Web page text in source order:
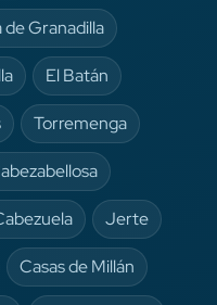
de Granadilla
El Batán
Torremenga
Jerte
Casas de Millán